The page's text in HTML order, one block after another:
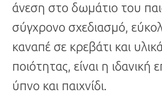
άνεση στο δωμάτιο του
σύγχρονο σχεδιασμό,
καναπέ σε κρεβάτι και
ποιότητας, είναι η ιδανική
ύπνο και παιχνίδι.